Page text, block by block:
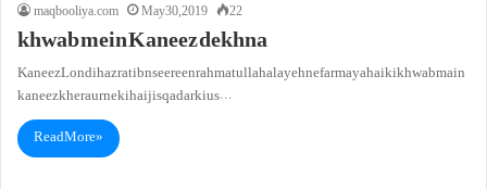
maqbooliya.com
May 30, 2019 22
khwab mein Kaneez dekhna
KaneezLondihazrat ibn seereen rahmatullah alayeh ne farmaya hai ki khwab main
kaneez kher aur neki hai jis qadar ki us…
Read More »